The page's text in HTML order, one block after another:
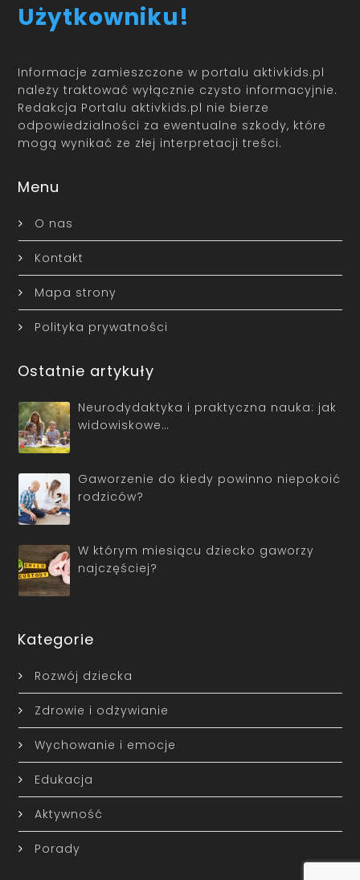
Użytkowniku!
Informacje zamieszczone w portalu aktivkids.pl
należy traktować wyłącznie czysto informacyjnie.
Redakcja Portalu aktivkids.pl nie bierze
odpowiedzialności za ewentualne szkody, które
mogą wynikać ze złej interpretacji treści.
Menu
O nas
Kontakt
Mapa strony
Polityka prywatności
Ostatnie artykuły
Neurodydaktyka i praktyczna nauka: jak
widowiskowe…
Gaworzenie do kiedy powinno niepokoić
rodziców?
W którym miesiącu dziecko gaworzy
najczęściej?
Kategorie
Rozwój dziecka
Zdrowie i odżywianie
Wychowanie i emocje
Edukacja
Aktywność
Porady